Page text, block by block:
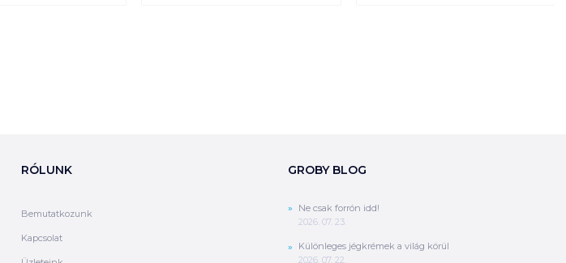
RÓLUNK
Bemutatkozunk
Kapcsolat
GROBY BLOG
Ne csak forrón idd!
2026. 07. 23.
Különleges jégkrémek a világ körül
2026. 07. 22.